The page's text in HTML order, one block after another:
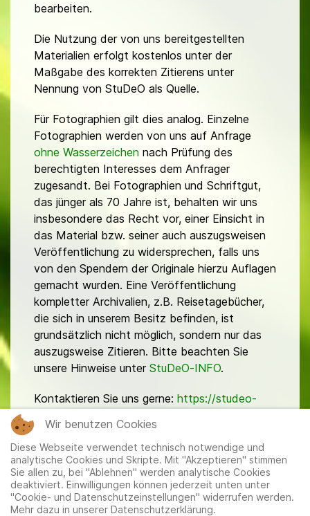
bearbeiten.
Die Nutzung der von uns bereitgestellten
Materialien erfolgt kostenlos unter der
Maßgabe des korrekten Zitierens unter
Nennung von StuDeO als Quelle.
Für Fotographien gilt dies analog. Einzelne
Fotographien werden von uns auf Anfrage
ohne Wasserzeichen nach Prüfung des
berechtigten Interesses dem Anfrager
zugesandt. Bei Fotographien und Schriftgut,
das jünger als 70 Jahre ist, behalten wir uns
insbesondere das Recht vor, einer Einsicht in
das Material bzw. seiner auch auszugsweisen
Veröffentlichung zu widersprechen, falls uns
von den Spendern der Originale hierzu Auflagen
gemacht wurden. Eine Veröffentlichung
kompletter Archivalien, z.B. Reisetagebücher,
die sich in unserem Besitz befinden, ist
grundsätzlich nicht möglich, sondern nur das
auszugsweise Zitieren. Bitte beachten Sie
unsere Hinweise unter StuDeO-INFO.
Kontaktieren Sie uns gerne: https://studeo-
Wir benutzen Cookies
Diese Webseite verwendet technisch notwendige und
analytische Cookies und Skripte. Mit "Akzeptieren" stimmen
Sie allen zu, bei "Ablehnen" werden analytische Cookies
deaktiviert. Einwilligungen können jederzeit unten unter
"Cookie- und Datenschutzeinstellungen" widerrufen werden.
Mehr dazu in unserer Datenschutzerklärung.